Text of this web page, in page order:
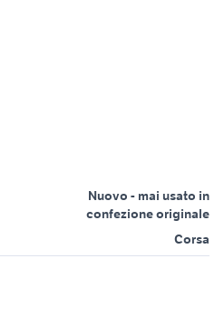
Nuovo - mai usato in
confezione originale
Corsa